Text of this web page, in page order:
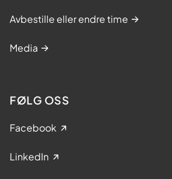
Avbestille eller endre time
Media
FØLG OSS
Facebook
LinkedIn